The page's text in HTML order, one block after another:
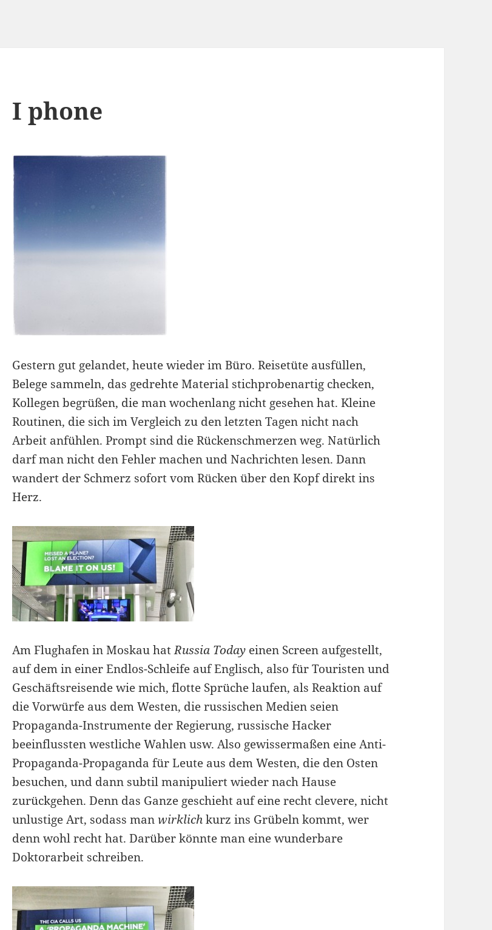
I phone
Gestern gut gelandet, heute wieder im Büro. Reisetüte ausfüllen,
Belege sammeln, das gedrehte Material stichprobenartig checken,
Kollegen begrüßen, die man wochenlang nicht gesehen hat. Kleine
Routinen, die sich im Vergleich zu den letzten Tagen nicht nach
Arbeit anfühlen. Prompt sind die Rückenschmerzen weg. Natürlich
darf man nicht den Fehler machen und Nachrichten lesen. Dann
wandert der Schmerz sofort vom Rücken über den Kopf direkt ins
Herz.
Am Flughafen in Moskau hatRussia Today einen Screen aufgestellt,
auf dem in einer Endlos-Schleife auf Englisch, also für Touristen und
Geschäftsreisende wie mich, flotte Sprüche laufen, als Reaktion auf
die Vorwürfe aus dem Westen, die russischen Medien seien
Propaganda-Instrumente der Regierung, russische Hacker
beeinflussten westliche Wahlen usw. Also gewissermaßen eine Anti-
Propaganda-Propaganda für Leute aus dem Westen, die den Osten
besuchen, und dann subtil manipuliert wieder nach Hause
zurückgehen. Denn das Ganze geschieht auf eine recht clevere, nicht
unlustige Art, sodass manwirklichkurz ins Grübeln kommt, wer
denn wohl recht hat. Darüber könnte man eine wunderbare
Doktorarbeit schreiben.